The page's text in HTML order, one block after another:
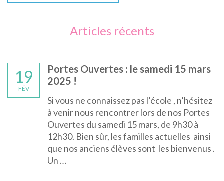
Articles récents
19
FÉV
Portes Ouvertes : le samedi 15 mars
2025 !
Si vous ne connaissez pas l’école , n’hésitez
à venir nous rencontrer lors de nos Portes
Ouvertes du samedi 15 mars, de 9h30 à
12h30. Bien sûr, les familles actuelles ainsi
que nos anciens élèves sont les bienvenus .
Un …